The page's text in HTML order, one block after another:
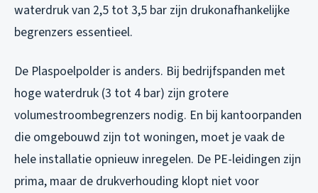
waterdruk van 2,5 tot 3,5 bar zijn drukonafhankelijke
begrenzers essentieel.
De Plaspoelpolder is anders. Bij bedrijfspanden met
hoge waterdruk (3 tot 4 bar) zijn grotere
volumestroombegrenzers nodig. En bij kantoorpanden
die omgebouwd zijn tot woningen, moet je vaak de
hele installatie opnieuw inregelen. De PE-leidingen zijn
prima, maar de drukverhouding klopt niet voor